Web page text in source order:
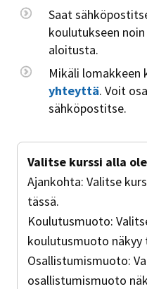
Saat
koulutukseen
aloitusta.
Mikäli lomakkeen
yhteyttä. Voit
sähköpostitse.
Valitse kurssi alla
Ajankohta:Valitse
tässä.
Koulutusmuoto:
koulutusmuoto näkyy
Osallistumismuoto:
osallistumismuoto